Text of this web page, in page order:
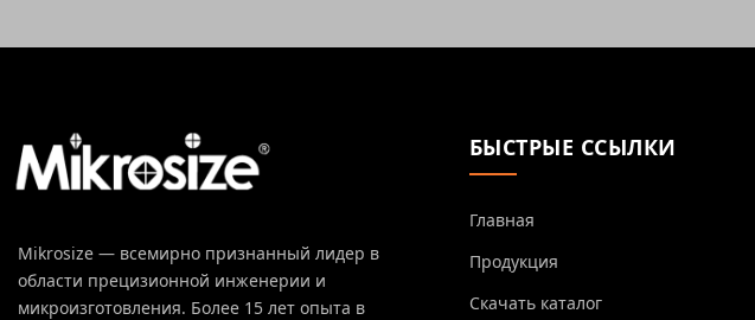
Mikrosize — всемирно признанный лидер в
области прецизионной инженерии и
микроизготовления. Более 15 лет опыта в
БЫСТРЫЕ ССЫЛКИ
Главная
Продукция
Скачать каталог